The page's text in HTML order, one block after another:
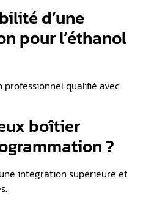
d’une
pour l’éthanol
professionnel qualifié avec
boîtier
?
intégration supérieure et